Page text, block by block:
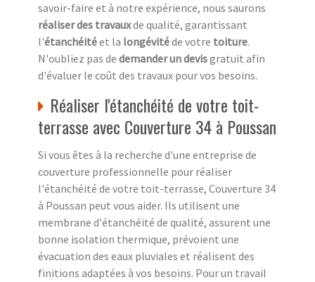
savoir-faire et à notre expérience, nous saurons
réaliser des travauxde qualité, garantissant
l'étanchéitéet la longévitéde votre toiture.
N'oubliez pas de demander un devisgratuit afin
d'évaluer le coût des travaux pour vos besoins.
Réaliser l'étanchéité de votre toit-
terrasse avec Couverture 34 à Poussan
Si vous êtes à la recherche d'une entreprise de
couverture professionnelle pour réaliser
l'étanchéité de votre toit-terrasse, Couverture 34
à Poussan peut vous aider. Ils utilisent une
membrane d'étanchéité de qualité, assurent une
bonne isolation thermique, prévoient une
évacuation des eaux pluviales et réalisent des
finitions adaptées à vos besoins. Pour un travail